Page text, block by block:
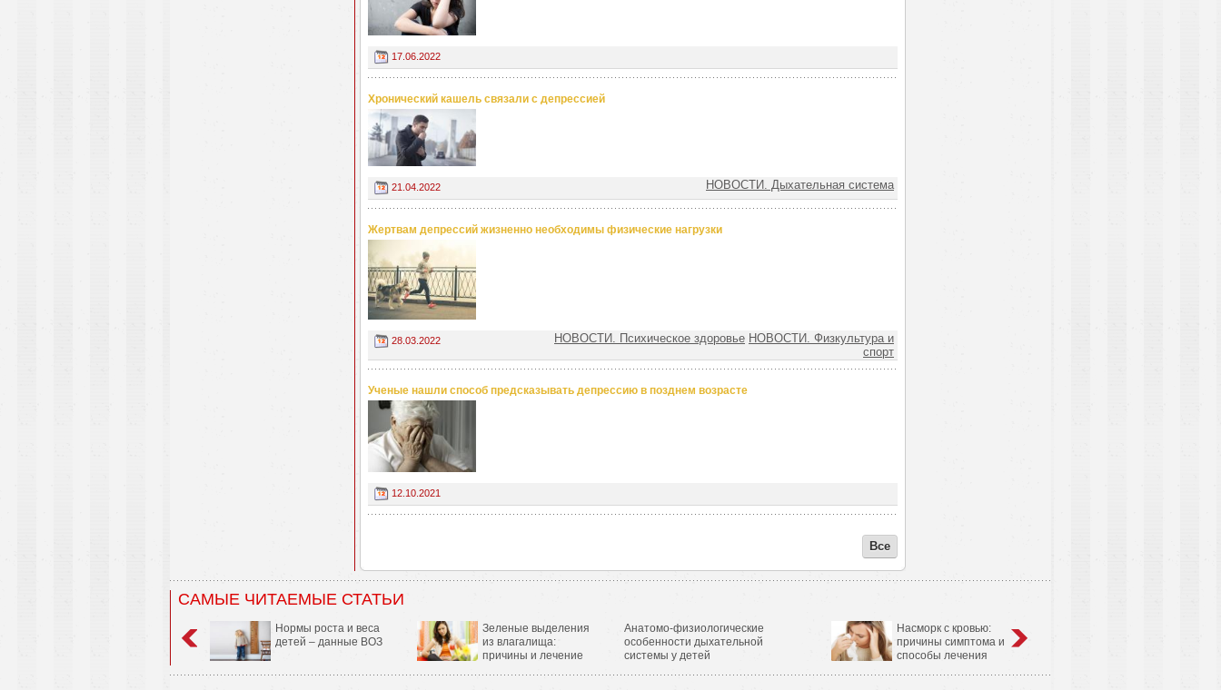
17.06.2022
Хронический кашель связали с депрессией
21.04.2022 НОВОСТИ. Дыхательная система
Жертвам депрессий жизненно необходимы физические нагрузки
28.03.2022 НОВОСТИ. Психическое здоровье НОВОСТИ. Физкультура и
спорт
Ученые нашли способ предсказывать депрессию в позднем возрасте
12.10.2021
Все
САМЫЕ ЧИТАЕМЫЕ СТАТЬИ
Нормы роста и веса
детей – данные ВОЗ
Зеленые выделения
из влагалища:
причины и лечение
Анатомо-физиологические
особенности дыхательной
системы у детей
Насморк с кровью:
причины симптома и
способы лечения